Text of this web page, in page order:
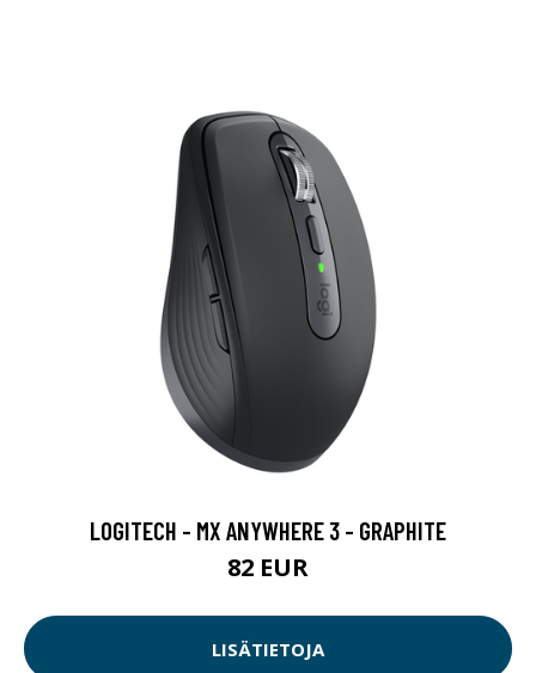
LOGITECH - MX ANYWHERE 3 - GRAPHITE
82 EUR
LISÄTIETOJA